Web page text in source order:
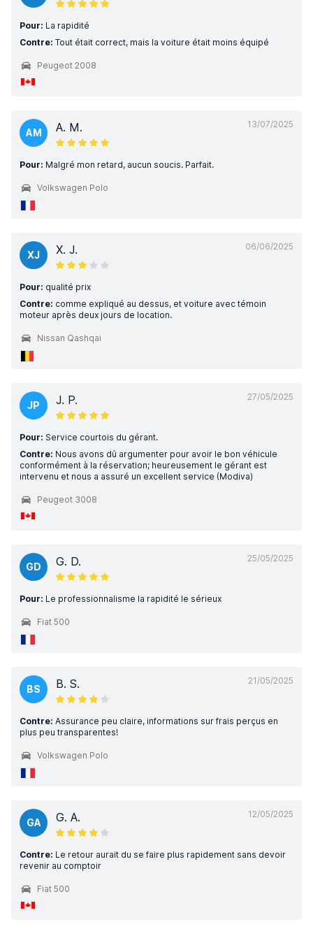
Pour: La rapidité
Contre: Tout était correct, mais la voiture était moins équipé
Peugeot 2008
13/07/2025
AM A. M.
Pour: Malgré mon retard, aucun soucis. Parfait.
Volkswagen Polo
06/06/2025
XJ X. J.
Pour: qualité prix
Contre: comme expliqué au dessus, et voiture avec témoin
moteur après deux jours de location.
Nissan Qashqai
27/05/2025
JP J. P.
Pour: Service courtois du gérant.
Contre: Nous avons dû argumenter pour avoir le bon véhicule
conformément à la réservation; heureusement le gérant est
intervenu et nous a assuré un excellent service (Modiva)
Peugeot 3008
25/05/2025
GD G. D.
Pour: Le professionnalisme la rapidité le sérieux
Fiat 500
21/05/2025
BS B. S.
Contre: Assurance peu claire, informations sur frais perçus en
plus peu transparentes!
Volkswagen Polo
12/05/2025
GA G. A.
Contre: Le retour aurait du se faire plus rapidement sans devoir
revenir au comptoir
Fiat 500